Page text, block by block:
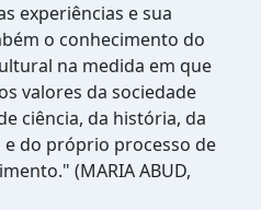
experiências e sua
o conhecimento do
na medida em que
valores da sociedade
ciência, da história, da
do próprio processo de
(MARIA ABUD,